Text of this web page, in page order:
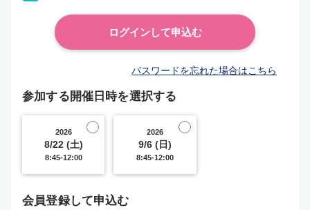
パスワードを忘れた場合はこちら
参加する開催日時を選択する
2026
8/22 (土)
8:45-12:00
2026
9/6 (日)
8:45-12:00
会員登録して申込む